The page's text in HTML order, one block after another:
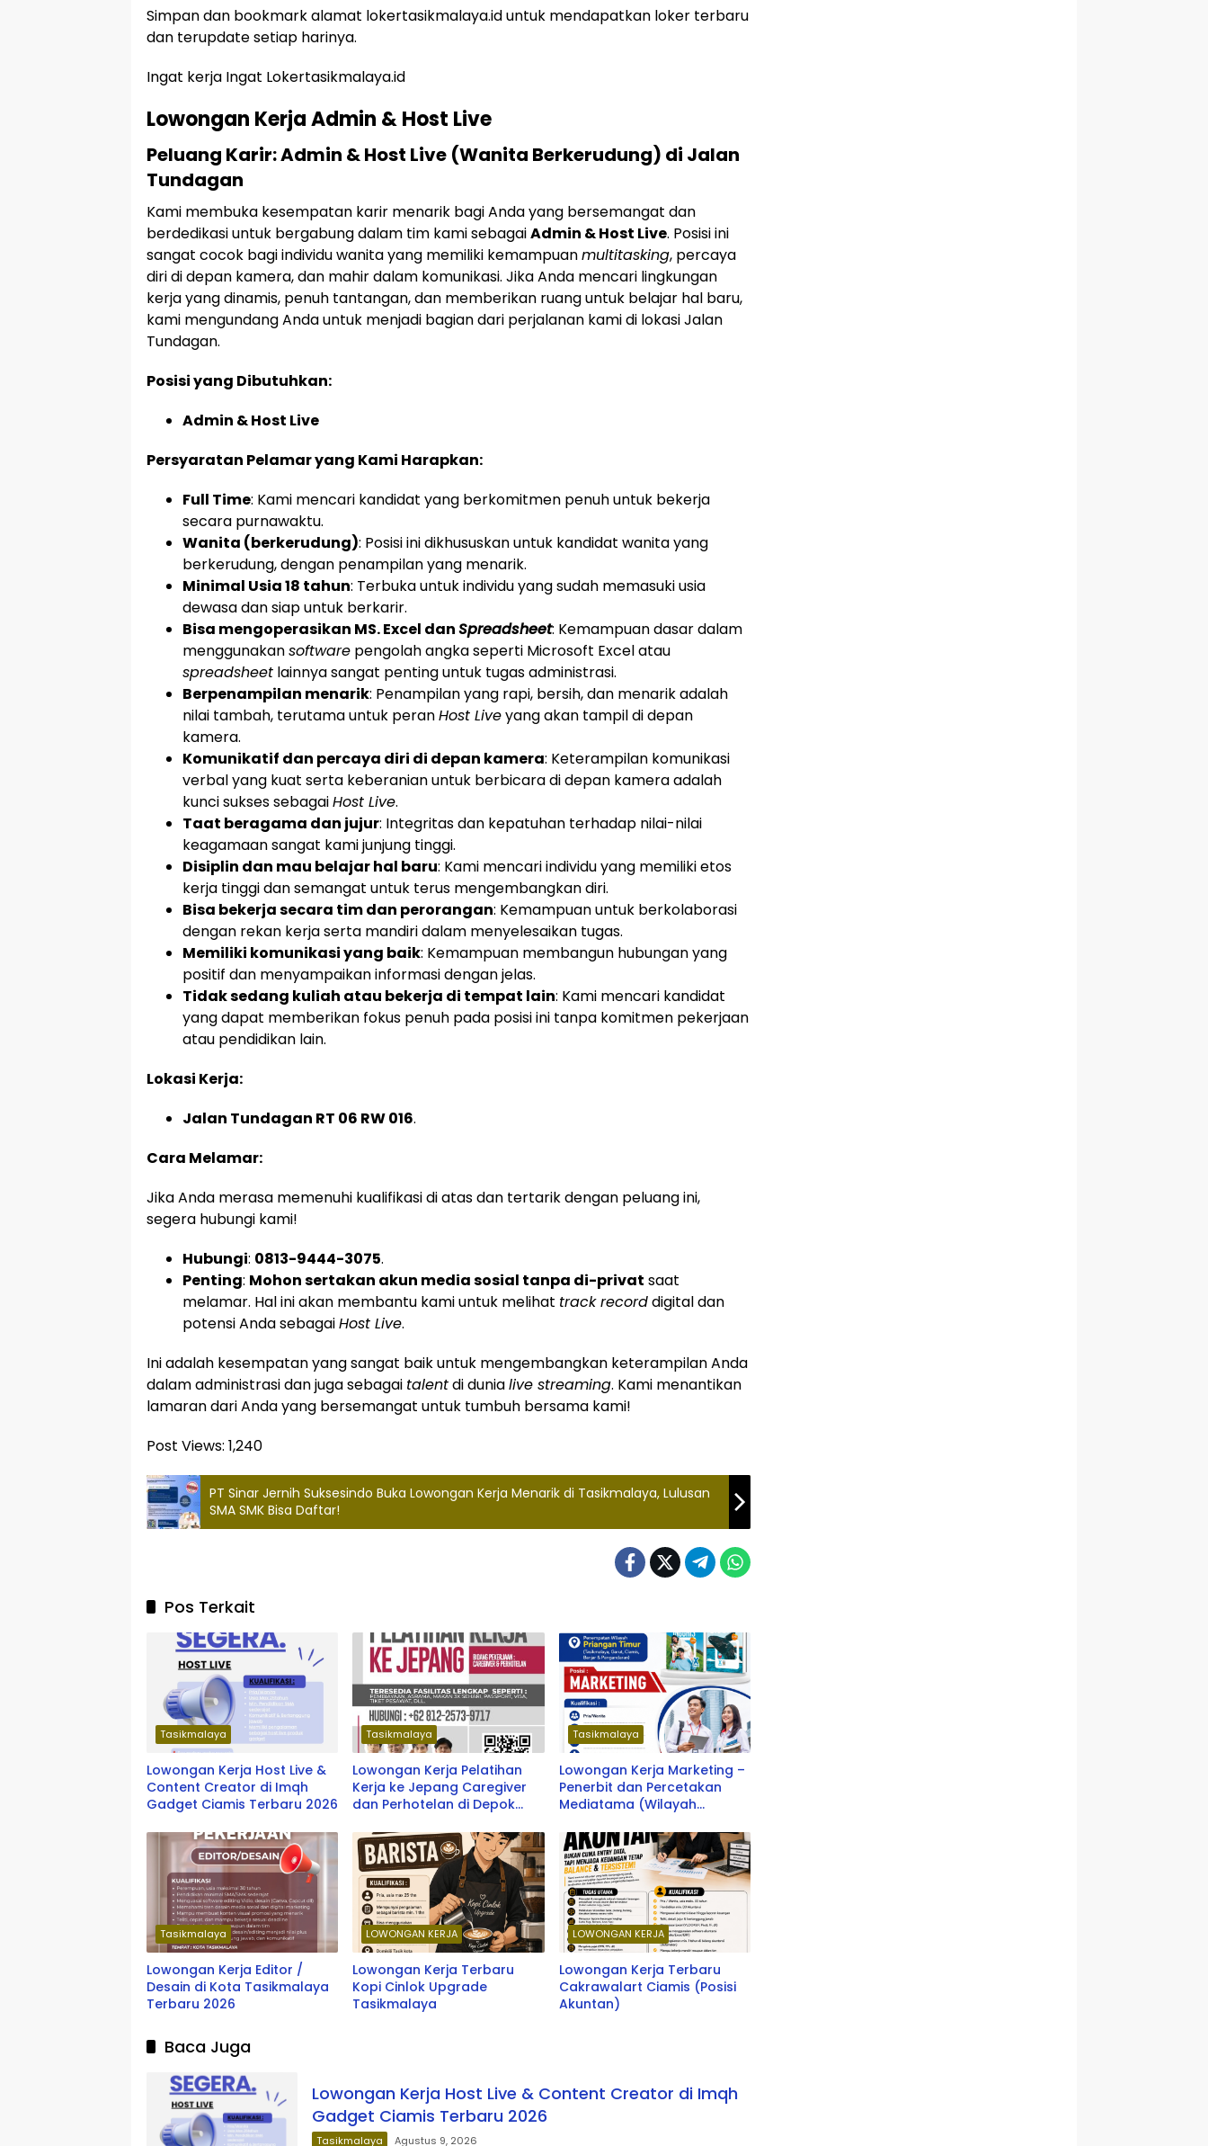
Simpan dan bookmark alamat lokertasikmalaya.id untuk mendapatkan loker terbaru
dan terupdate setiap harinya.
Ingat kerja Ingat Lokertasikmalaya.id
Lowongan KerjaAdmin & Host Live
Peluang Karir: Admin & Host Live (Wanita Berkerudung) di Jalan
Tundagan
Kami membuka kesempatan karir menarik bagi Anda yang bersemangat dan
berdedikasi untuk bergabung dalam tim kami sebagaiAdmin & Host Live. Posisi ini
sangat cocok bagi individu wanita yang memiliki kemampuanmultitasking, percaya
diri di depan kamera, dan mahir dalam komunikasi. Jika Anda mencari lingkungan
kerja yang dinamis, penuh tantangan, dan memberikan ruang untuk belajar hal baru,
kami mengundang Anda untuk menjadi bagian dari perjalanan kami di lokasi Jalan
Tundagan.
Posisi yang Dibutuhkan:
Admin & Host Live
Persyaratan Pelamar yang Kami Harapkan:
Full Time: Kami mencari kandidat yang berkomitmen penuh untuk bekerja
secara purnawaktu.
Wanita (berkerudung): Posisi ini dikhususkan untuk kandidat wanita yang
berkerudung, dengan penampilan yang menarik.
Minimal Usia 18 tahun: Terbuka untuk individu yang sudah memasuki usia
dewasa dan siap untuk berkarir.
Bisa mengoperasikan MS. Excel danSpreadsheet: Kemampuan dasar dalam
menggunakansoftware pengolah angka seperti Microsoft Excel atau
spreadsheet lainnya sangat penting untuk tugas administrasi.
Berpenampilan menarik: Penampilan yang rapi, bersih, dan menarik adalah
nilai tambah, terutama untuk peranHost Liveyang akan tampil di depan
kamera.
Komunikatif dan percaya diri di depan kamera: Keterampilan komunikasi
verbal yang kuat serta keberanian untuk berbicara di depan kamera adalah
kunci sukses sebagaiHost Live.
Taat beragama dan jujur: Integritas dan kepatuhan terhadap nilai-nilai
keagamaan sangat kami junjung tinggi.
Disiplin dan mau belajar hal baru: Kami mencari individu yang memiliki etos
kerja tinggi dan semangat untuk terus mengembangkan diri.
Bisa bekerja secara tim dan perorangan: Kemampuan untuk berkolaborasi
dengan rekan kerja serta mandiri dalam menyelesaikan tugas.
Memiliki komunikasi yang baik: Kemampuan membangun hubungan yang
positif dan menyampaikan informasi dengan jelas.
Tidak sedang kuliah atau bekerja di tempat lain: Kami mencari kandidat
yang dapat memberikan fokus penuh pada posisi ini tanpa komitmen pekerjaan
atau pendidikan lain.
Lokasi Kerja:
Jalan Tundagan RT 06 RW 016.
Cara Melamar:
Jika Anda merasa memenuhi kualifikasi di atas dan tertarik dengan peluang ini,
segera hubungi kami!
Hubungi: 0813-9444-3075.
Penting: Mohon sertakan akun media sosial tanpa di-privat saat
melamar. Hal ini akan membantu kami untuk melihat track recorddigital dan
potensi Anda sebagaiHost Live.
Ini adalah kesempatan yang sangat baik untuk mengembangkan keterampilan Anda
dalam administrasi dan juga sebagai talentdi dunialive streaming. Kami menantikan
lamaran dari Anda yang bersemangat untuk tumbuh bersama kami!
Post Views: 1,240
PT Sinar Jernih Suksesindo Buka Lowongan Kerja Menarik di Tasikmalaya, Lulusan
SMA SMK Bisa Daftar!
Pos Terkait
Tasikmalaya
Lowongan Kerja Host Live &
Content Creator di Imqh
Gadget Ciamis Terbaru 2026
Tasikmalaya
Lowongan Kerja Pelatihan
Kerja ke Jepang Caregiver
dan Perhotelan di Depok
Depok School
Tasikmalaya
Lowongan Kerja Marketing –
Penerbit dan Percetakan
Mediatama (Wilayah
2026
Tasikmalaya
Lowongan Kerja Editor /
Desain di Kota Tasikmalaya
Terbaru 2026
LOWONGAN KERJA
Lowongan Kerja Terbaru
Kopi Cinlok Upgrade
Tasikmalaya
LOWONGAN KERJA
Lowongan Kerja Terbaru
Cakrawalart Ciamis (Posisi
Akuntan)
Baca Juga
Lowongan Kerja Host Live & Content Creator di Imqh
Gadget Ciamis Terbaru 2026
Tasikmalaya Agustus 9, 2026